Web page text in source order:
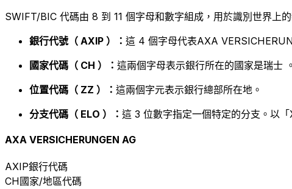
SWIFT/BIC 代碼由 8 到 11 個字母和數字組成，用於識別世界上
銀行代號（ AXIP ）： 這 4 個字母代表AXA
國家代碼（ CH ）： 這兩個字母表示銀行所在的國家是瑞士 。
位置代碼（ ZZ ）： 這兩個字元表示銀行總部所在地。
分支代碼（ ELO ）： 這 3 位數字指定一個特定的分支。以
AXA VERSICHERUNGEN AG
AXIP銀行代碼
CH國家/地區代碼